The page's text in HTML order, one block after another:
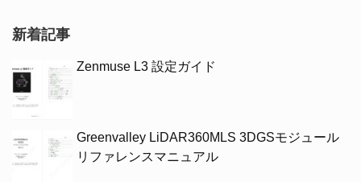
新着記事
Zenmuse L3 設定ガイド
Greenvalley LiDAR360MLS 3DGSモジュール
リファレンスマニュアル